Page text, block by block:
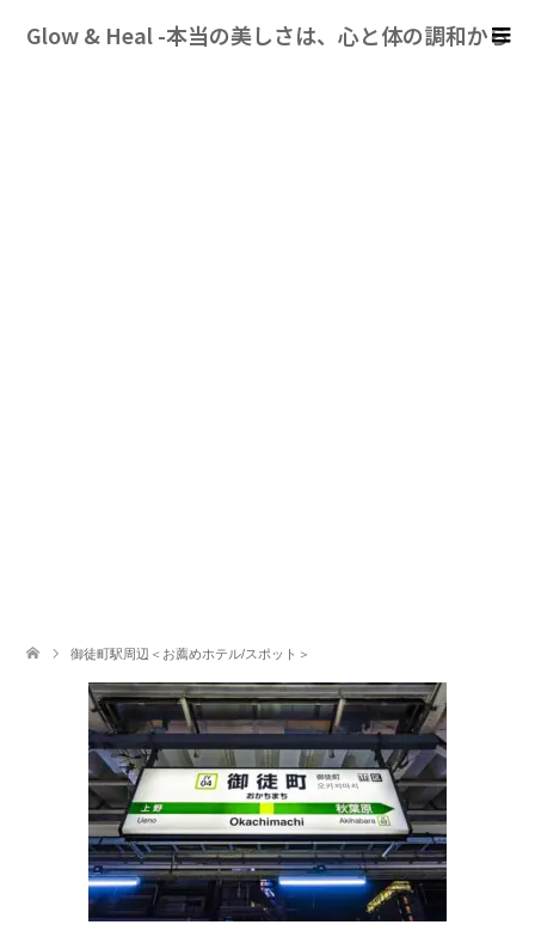
Glow & Heal -本当の美しさは、心と体の調和から
御徒町駅周辺＜お薦めホテル/スポット＞